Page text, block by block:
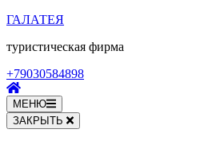
Перейти
содержимому
Enter)
ГАЛАТЕЯ
туристическая фирма
+79030584898
МЕНЮ
ЗАКРЫТЬ